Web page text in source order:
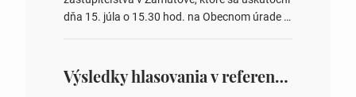
dňa 15. júla o 15.30 hod. na Obecnom úrade v
overovateľov zápisnice 3. Určenie volebných
obvodov pre voľby poslancov obecných
Výsledky hlasovania v referende 2026